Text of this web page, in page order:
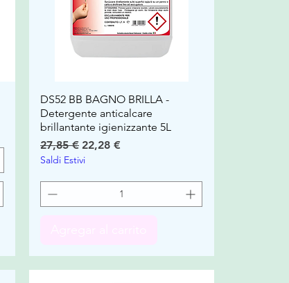
DS52 BB BAGNO BRILLA -
Detergente anticalcare
brillantante igienizzante 5L
Precio
27,85 € Precio de oferta
22,28 €
Saldi Estivi